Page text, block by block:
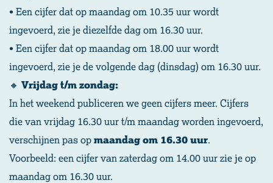
• Een cijfer dat op maandag om 10.35 uur wordt
ingevoerd, zie je diezelfde dag om 16.30 uur.
• Een cijfer dat op maandag om 18.00 uur wordt
ingevoerd, zie je de volgende dag (dinsdag) om 16.30 uur.
🔸 Vrijdag t/m zondag:
In het weekend publiceren we geen cijfers meer. Cijfers
die van vrijdag 16.30 uur t/m maandag worden ingevoerd,
verschijnen pas opmaandag om 16.30 uur.
Voorbeeld: een cijfer van zaterdag om 14.00 uur zie je op
maandag om 16.30 uur.